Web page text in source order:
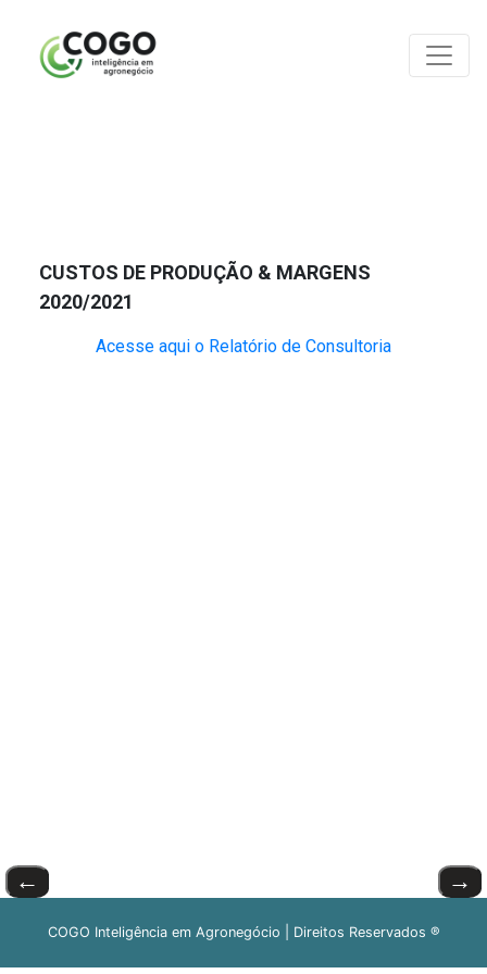
CUSTOS DE PRODUÇÃO & MARGENS
2020/2021
Acesse aqui o Relatório de Consultoria
← →
COGO Inteligência em Agronegócio | Direitos Reservados ®